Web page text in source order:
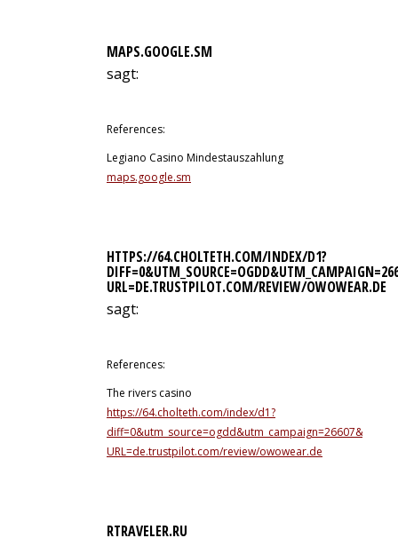
MAPS.GOOGLE.SM
sagt:
References:
Legiano Casino Mindestauszahlung
maps.google.sm
HTTPS://64.CHOLTETH.COM/INDEX/D1?
URL=DE.TRUSTPILOT.COM/REVIEW/OWOWEAR.DE
sagt:
References:
The rivers casino
https://64.cholteth.com/index/d1?
URL=de.trustpilot.com/review/owowear.de
RTRAVELER.RU